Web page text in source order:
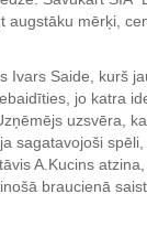
augstāku mērķi,
Ivars Saide,
jo katra
uzsvēra,
sagatavojoši
A.Kucins
braucienā